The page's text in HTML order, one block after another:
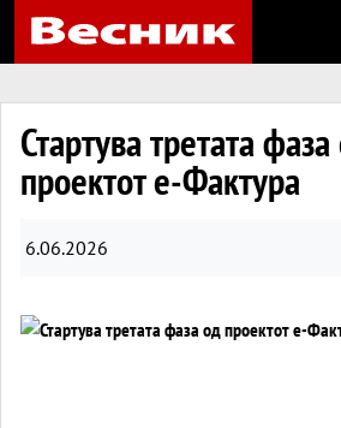
Стартува третата
проектот е-Фактура
6.06.2026